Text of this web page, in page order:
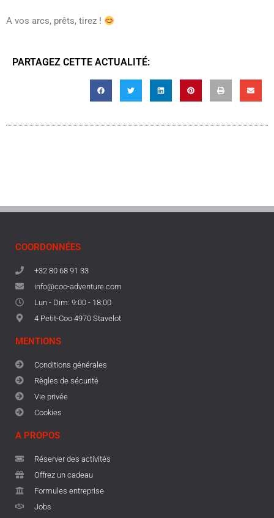
A vos arcs, prêts, tirez !
PARTAGEZ CETTE ACTUALITÉ:
COORDONNÉES
+32 80 68 91 33
info@coo-adventure.com
Lun - Dim: 9:00 - 18:00
4 Petit-Coo 4970 Stavelot
MENTIONS
Conditions générales
Règles de sécurité
Vie privée
Cookies
A PROPOS
Réserver des activités
Offrez un cadeau
Formules entreprise
Jobs